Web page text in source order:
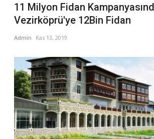
11 Milyon Fidan
Vezirköprü'ye 12Bin Fidan
Admin Kas 13, 2019